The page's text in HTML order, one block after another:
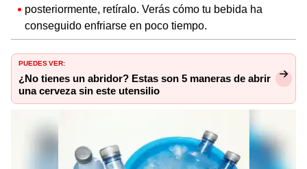
posteriormente, retíralo. Verás cómo tu bebida ha
conseguido enfriarse en poco tiempo.
PUEDES VER:
¿No tienes un abridor? Estas son 5 maneras de abrir
una cerveza sin este utensilio